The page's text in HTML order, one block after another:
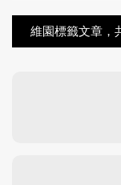
維園標籤文章，